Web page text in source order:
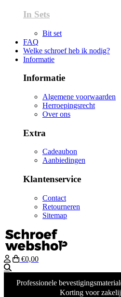
In Sets
Bit set
FAQ
Welke schroef heb ik nodig?
Informatie
Informatie
Algemene voorwaarden
Herroepingsrecht
Over ons
Extra
Cadeaubon
Aanbiedingen
Klantenservice
Contact
Retourneren
Sitemap
€0,00
Professionele
Korting voor